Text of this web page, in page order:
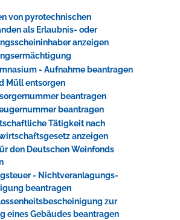
mehr
bietet den perfekten Standort für Events
von pyrotechnischen
als Erlaubnis- oder
anzeigen
- Aufnahme beantragen
Müll entsorgen
beantragen
beantragen
Tätigkeit nach
anzeigen
den Deutschen Weinfonds
- Nichtveranlagungs-
beantragen
zur
eines Gebäudes beantragen